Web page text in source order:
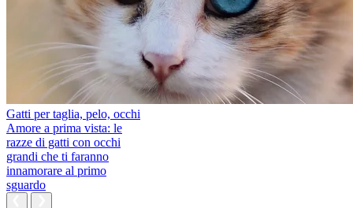
Gatti per taglia, pelo, occhi
Amore a prima vista: le
razze di gatti con occhi
grandi che ti faranno
innamorare al primo
sguardo